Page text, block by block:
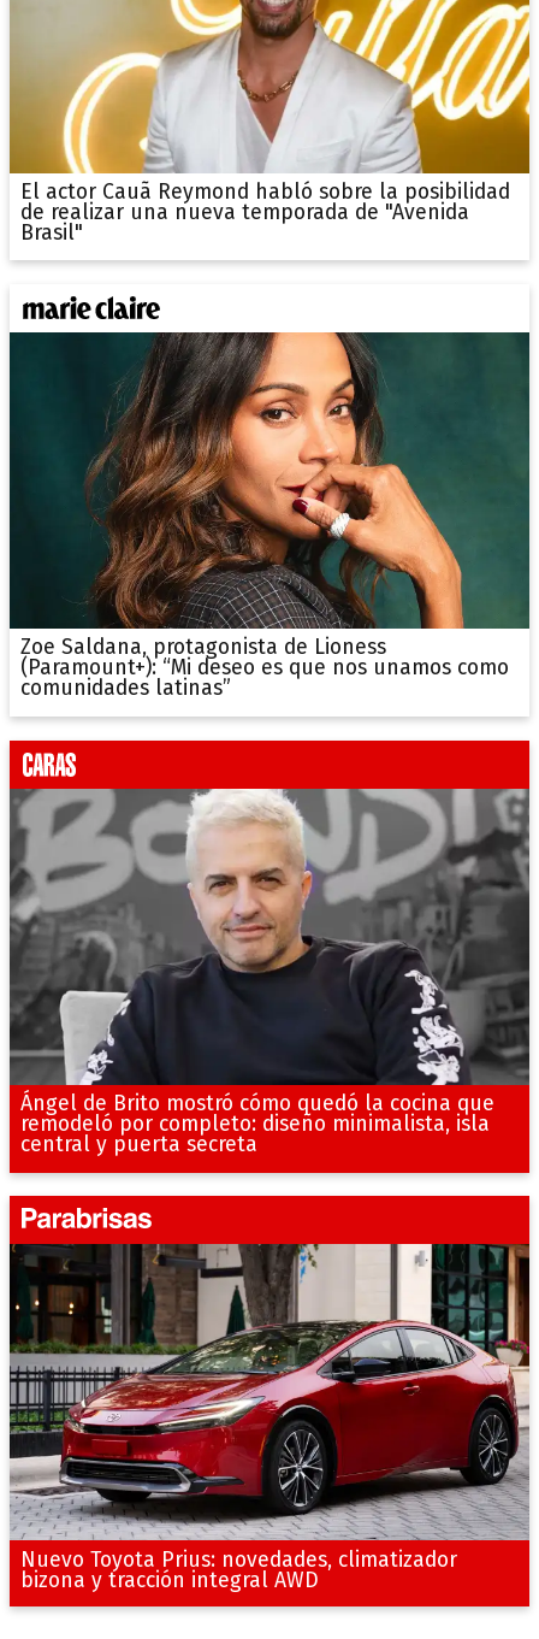
El actor Cauã Reymond habló sobre la posibilidad
de realizar una nueva temporada de "Avenida
Brasil"
Zoe Saldana, protagonista de Lioness
(Paramount+): “Mi deseo es que nos unamos como
comunidades latinas”
Ángel de Brito mostró cómo quedó la cocina que
remodeló por completo: diseño minimalista, isla
central y puerta secreta
Nuevo Toyota Prius: novedades, climatizador
bizona y tracción integral AWD